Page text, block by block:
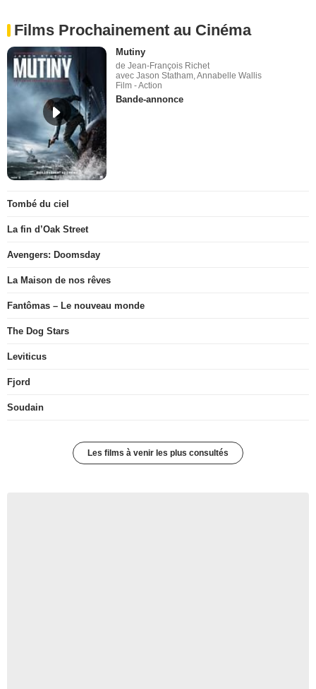
Films Prochainement au Cinéma
Mutiny
de Jean-François Richet
avec Jason Statham, Annabelle Wallis
Film - Action
Bande-annonce
Tombé du ciel
La fin d’Oak Street
Avengers: Doomsday
La Maison de nos rêves
Fantômas – Le nouveau monde
The Dog Stars
Leviticus
Fjord
Soudain
Les films à venir les plus consultés